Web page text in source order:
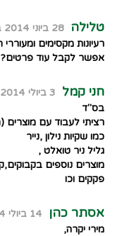
טלילה 28 ביוני 2014 בשעה 12:46
רעיונות מקסימים
אפשר לקבל עוד פרטים?
חני קמל 3 ביולי 2014 בשעה 15:02
בס"ד
רציתי לעבוד עם
כמו שקיות נילון ,נייר
גליל ניר טואלט ,
מוצרים נוספים
פקקים וכו
אסתר כהן 14 ביולי 2014 בשעה 21:26
מירי יקרה,